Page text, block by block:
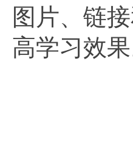
图片、链
高学习效果